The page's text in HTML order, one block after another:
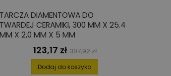
TARCZA DIAMENTOWA DO
TWARDEJ CERAMIKI, 300 MM X 25.4
MM X 2,0 MM X 5 MM
Cena
123,17 zł Cena
podstawowa
307,92 zł
Dodaj do koszyka